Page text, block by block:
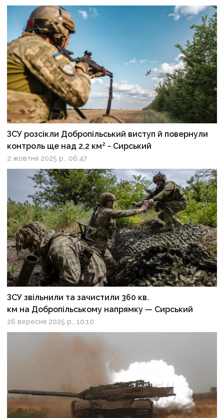
ЗСУ розсікли Добропільський виступ й повернули
контроль ще над 2,2 км² - Сирський
2 жовтня 2025 р., 06:47
ЗСУ звільнили та зачистили 360 кв.
км на Добропільському напрямку — Сирський
26 вересня 2025 р., 10:10